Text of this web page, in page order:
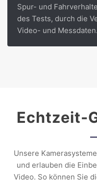
Spur- und
des Tests, durch die
Video- und Messdaten.
Echtzeit-
Unsere
und erlauben die
Video. So können Sie